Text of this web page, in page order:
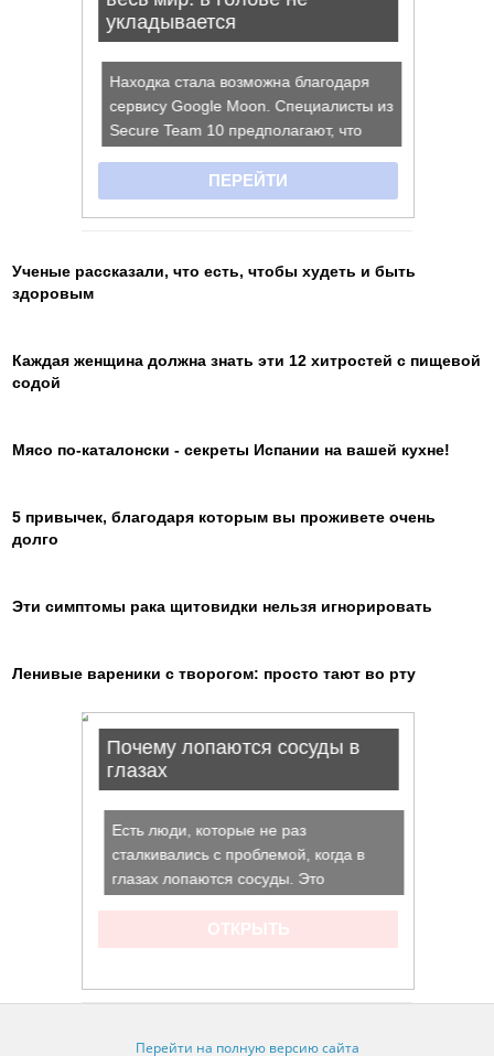
Ученые рассказали, что есть, чтобы худеть и быть
здоровым
Каждая женщина должна знать эти 12 хитростей с пищевой
содой
Мясо по-каталонски - секреты Испании на вашей кухне!
5 привычек, благодаря которым вы проживете очень
долго
Эти симптомы рака щитовидки нельзя игнорировать
Ленивые вареники с творогом: просто тают во рту
Перейти на полную версию сайта